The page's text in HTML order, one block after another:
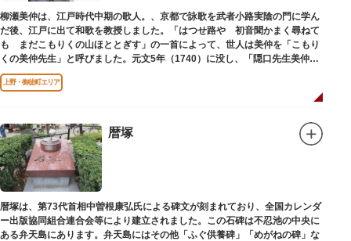
柳瀬美仲は、江戸時代中期の歌人。、京都で詠歌を武者小路実陰の門に学ん
だ後、江戸に出て和歌を教授しました。「はつせ路や 初音聞かまく尋ねて
も まだこもりくの山ほととぎす」の一首によって、世人は美仲を「こもり
くの美仲先生」と呼びました。元文5年（1740）に没し、「隠口先生美仲甫
之墓」と刻まれた墓が教證寺（きょうしょうじ）にあります。
上野・御徒町エリア
暦塚
暦塚は、第73代首相中曽根康弘氏による碑文が刻まれており、全国カレンダ
ー出版協同組合連合会等により建立されました。この石碑は不忍池の中央に
ある弁天島にあります。弁天島にはその他「ふぐ供養碑」「めがねの碑」な